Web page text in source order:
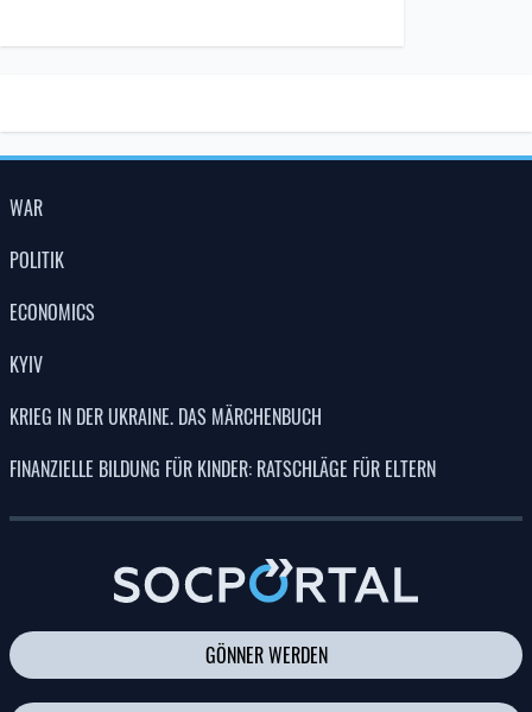
WAR
POLITIK
ECONOMICS
KYIV
KRIEG IN DER UKRAINE. DAS MÄRCHENBUCH
FINANZIELLE BILDUNG FÜR KINDER: RATSCHLÄGE FÜR ELTERN
GÖNNER WERDEN